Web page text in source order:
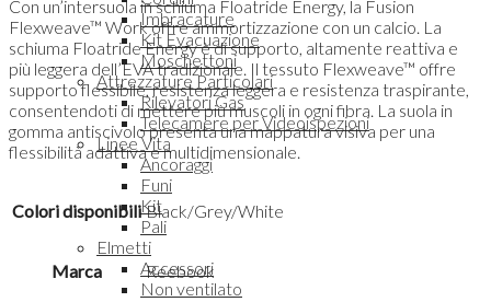
Imbracature
Kit Evacuazione
Moschettoni
Attrezzature Particolari
Rilevatori Gas
Telecamere per Videoispezioni
Linee Vita
Ancoraggi
Funi
Kit
Pali
Elmetti
Accessori
Non ventilato
Con un’intersuola in schiuma Floatride Energy, la Fusion
Flexweave™ Work offre ammortizzazione con un calcio. La
schiuma Floatride Energy è di supporto, altamente reattiva e
più leggera dell’EVA tradizionale. Il tessuto Flexweave™ offre
supporto flessibile, resistenza leggera e resistenza traspirante,
consentendoti di mettere più muscoli in ogni fibra. La suola in
gomma antiscivolo presenta una mappatura visiva per una
flessibilità adattiva e multidimensionale.
Colori disponibili Black/Grey/White
Marca Reebook